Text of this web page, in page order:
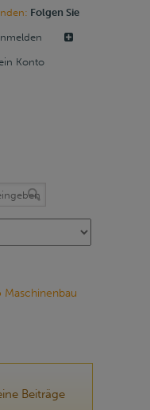
Folgen Sie
Konto
Beiträge